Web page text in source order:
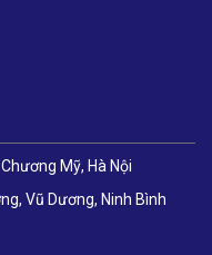
Mỹ, Hà Nội
Vũ Dương, Ninh Bình